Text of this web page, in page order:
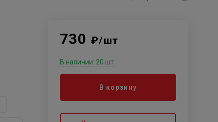
730 ₽/шт
В наличии: 20 шт
В корзину